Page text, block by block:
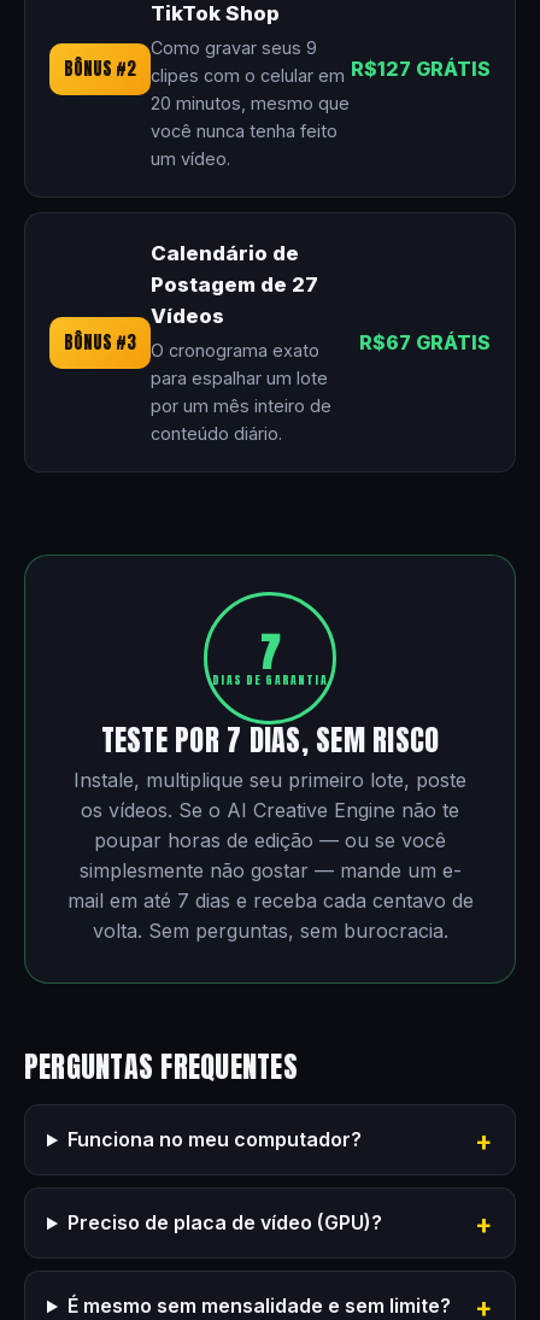
BÔNUS #2
TikTok Shop
Como gravar seus 9
clipes com o celular em
20 minutos, mesmo que
você nunca tenha feito
um vídeo.
R$127 GRÁTIS
BÔNUS #3
Calendário de
Postagem de 27
Vídeos
O cronograma exato
para espalhar um lote
por um mês inteiro de
conteúdo diário.
R$67 GRÁTIS
7
DIAS DE GARANTIA
TESTE POR 7 DIAS, SEM RISCO
Instale, multiplique seu primeiro lote, poste
os vídeos. Se o AI Creative Engine não te
poupar horas de edição — ou se você
simplesmente não gostar — mande um e-
mail em até 7 dias e receba cada centavo de
volta. Sem perguntas, sem burocracia.
PERGUNTAS FREQUENTES
Funciona no meu computador?
Preciso de placa de vídeo (GPU)?
É mesmo sem mensalidade e sem limite?